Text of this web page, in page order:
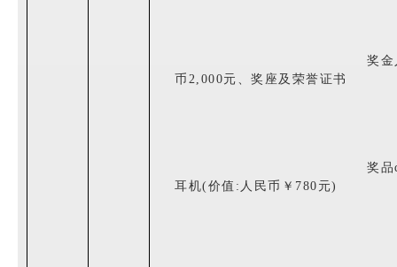
奖金
币 2,000元、奖座及荣誉证书
奖品
耳机(价值:人民币￥780元)